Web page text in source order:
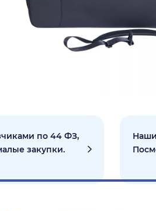
по 44 ФЗ,
закупки.